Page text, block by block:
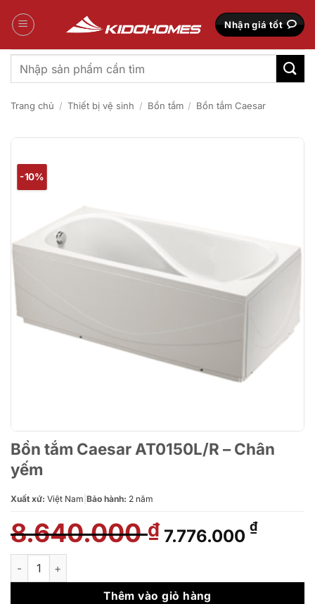
qua
Nhận giá tốt
Tìm
kiếm:
Trang chủ / Thiết bị vệ sinh / Bồn tắm / Bồn tắm Caesar
-10%
Bồn tắm Caesar AT0150L/R – Chân
yếm
Xuất xứ: Việt Nam Bảo hành: 2 năm
8.640.000₫ Giá
gốc
8.640.000 ₫.
7.776.000 ₫Giá
là:
Bồn tắm Caesar AT0150L/R - Chân yếm số lượng
Thêm vào giỏ hàng